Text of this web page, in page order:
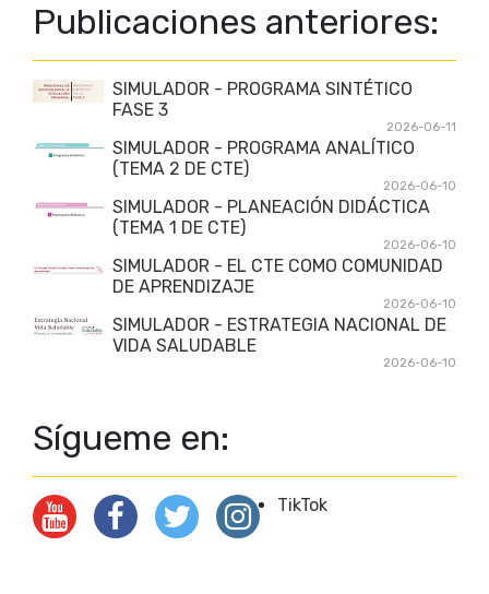
Publicaciones anteriores:
SIMULADOR - PROGRAMA SINTÉTICO
FASE 3
2026-06-11
SIMULADOR - PROGRAMA ANALÍTICO
(TEMA 2 DE CTE)
2026-06-10
SIMULADOR - PLANEACIÓN DIDÁCTICA
(TEMA 1 DE CTE)
2026-06-10
SIMULADOR - EL CTE COMO COMUNIDAD
DE APRENDIZAJE
2026-06-10
SIMULADOR - ESTRATEGIA NACIONAL DE
VIDA SALUDABLE
2026-06-10
Sígueme en:
TikTok